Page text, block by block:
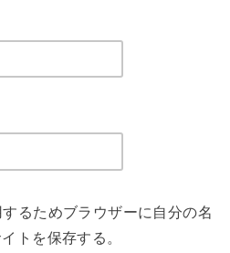
るためブラウザーに自分の名
トを保存する。